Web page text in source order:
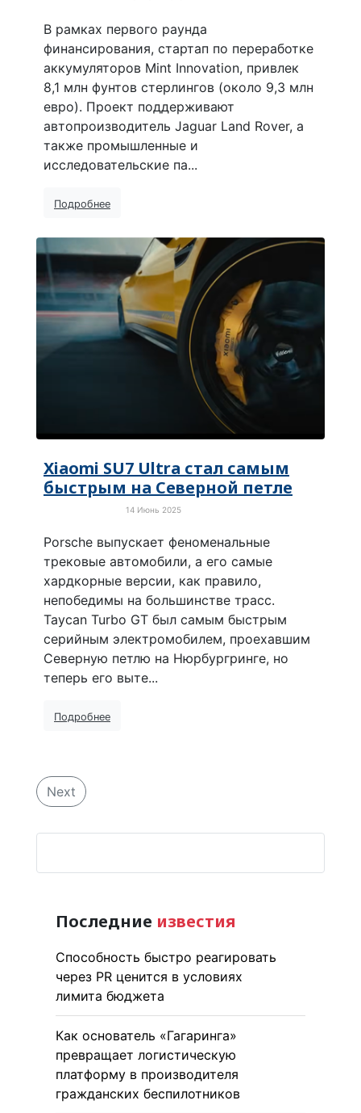
В рамках первого раунда
финансирования, стартап по переработке
аккумуляторов Mint Innovation, привлек
8,1 млн фунтов стерлингов (около 9,3 млн
евро). Проект поддерживают
автопроизводитель Jaguar Land Rover, а
также промышленные и
исследовательские па...
Подробнее
Xiaomi SU7 Ultra стал самым
быстрым на Северной петле
14 Июнь 2025
Porsche выпускает феноменальные
трековые автомобили, а его самые
хардкорные версии, как правило,
непобедимы на большинстве трасс.
Taycan Turbo GT был самым быстрым
серийным электромобилем, проехавшим
Северную петлю на Нюрбургринге, но
теперь его выте...
Подробнее
Next
Последние известия
Способность быстро реагировать
через PR ценится в условиях
лимита бюджета
Как основатель «Гагаринга»
превращает логистическую
платформу в производителя
гражданских беспилотников